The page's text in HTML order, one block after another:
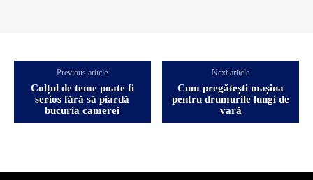
Previous article
Colțul de teme poate fi
serios fără să piardă
bucuria camerei
Next article
Cum pregătești mașina
pentru drumurile lungi de
vară